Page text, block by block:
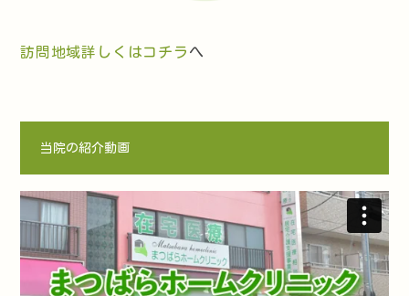
訪問地域詳しくはコチラ へ
当院の紹介動画